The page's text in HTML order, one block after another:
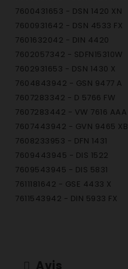
7600431653 - DSN 1420 XN
7600931642 - DSN 4533 FX
7601632042 - DIN 4420
7602057342 - SDFN15310W
7602931653 - DSN 1430 X
7604843942 - GSN 9477 A
7607283342 - D 5766 FW
7607283442 - VW 7616 AAA
7607443942 - GVN 9465 XB
7608233953 - DFN 1431
7609443945 - DIS 1522
7609543945 - DIS 5831
7611181642 - GSE 4433 X
7611543942 - DIN 5933 FX
Avis